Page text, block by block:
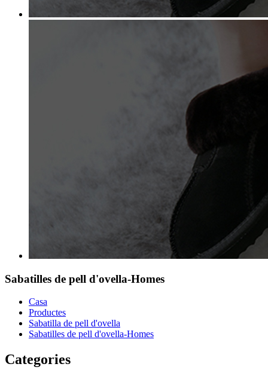
Sabatilles de pell d'ovella-Homes
Casa
Productes
Sabatilla de pell d'ovella
Sabatilles de pell d'ovella-Homes
Categories